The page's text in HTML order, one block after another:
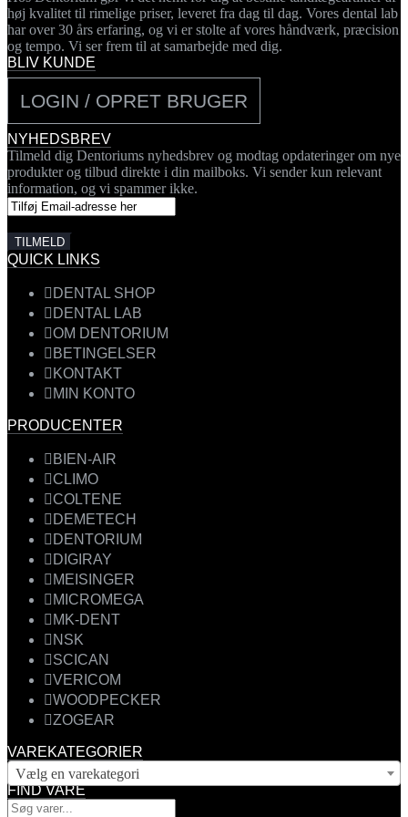
kan
vælges
på
varesiden
høj kvalitet til rimelige priser, leveret fra dag til dag. Vores dental lab
har over 30 års erfaring, og vi er stolte af vores håndværk, præcision
og tempo. Vi ser frem til at samarbejde med dig.
BLIV KUNDE
LOGIN / OPRET BRUGER
NYHEDSBREV
Tilmeld dig Dentoriums nyhedsbrev og modtag opdateringer om nye
produkter og tilbud direkte i din mailboks. Vi sender kun relevant
information, og vi spammer ikke.
QUICK LINKS
DENTAL SHOP
DENTAL LAB
OM DENTORIUM
BETINGELSER
KONTAKT
MIN KONTO
PRODUCENTER
BIEN-AIR
CLIMO
COLTENE
DEMETECH
DENTORIUM
DIGIRAY
MEISINGER
MICROMEGA
MK-DENT
NSK
SCICAN
VERICOM
WOODPECKER
ZOGEAR
VAREKATEGORIER
Vælg en varekategori
FIND VARE
Products